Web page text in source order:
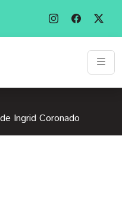
Ingrid Coronado